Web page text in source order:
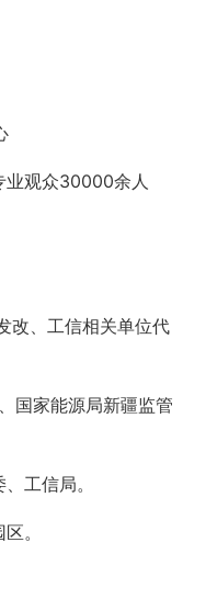
观众30000余人
改、工信相关单位代
国家能源局新疆监管
工信局。
。